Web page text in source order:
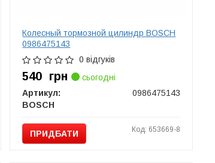
Колесный тормозной цилиндр BOSCH
0986475143
0 відгуків
540 грн
сьогодні
Артикул:
0986475143
BOSCH
ПРИДБАТИ Код: 653669-8